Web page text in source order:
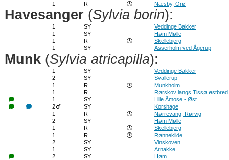
1
R Næsby, Orø
Havesanger (Sylvia borin):
1 SY
Veddinge Bakker
1
SY
Høm Mølle
1
R
Skellebjerg
1
SY Asserholm ved Ågerup
Munk (Sylvia atricapilla):
1 SY
Veddinge Bakker
2
SY
Svallerup
1
R
Munkholm
1
R
Rørskov langs Tissø østbred
1
SY
Lille Åmose - Øst
2
SY
Korshage
1
R
Nørrevang, Rørvig
2
SY
Høm Mølle
1
R
Skellebjerg
1
R
Rønnekilde
2
SY
Vinskoven
1
SY
Arnakke
2
SY
Høm